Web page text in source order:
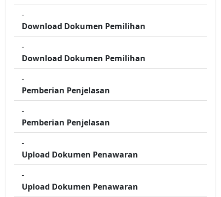
-
Download Dokumen Pemilihan
-
Download Dokumen Pemilihan
-
Pemberian Penjelasan
-
Pemberian Penjelasan
-
Upload Dokumen Penawaran
-
Upload Dokumen Penawaran